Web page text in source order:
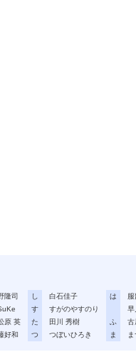
隆司
原 英
好和
し
白石佳子
す
すがのやすのり
た
田川 秀樹
つ
つぼいひろき
は
早
ふ
古
ま